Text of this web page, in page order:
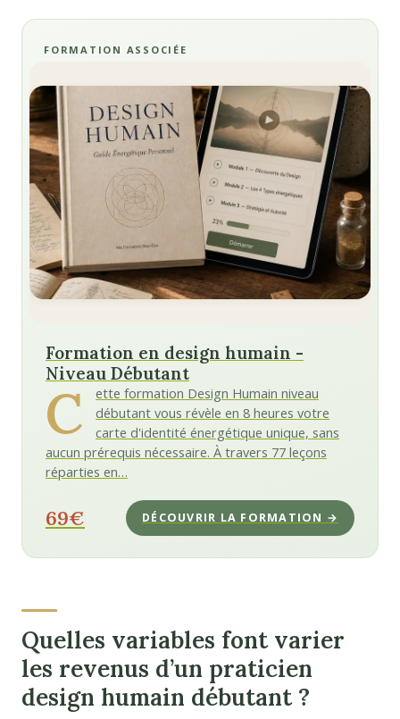
FORMATION ASSOCIÉE
Formation en design humain -
Niveau Débutant
C
ette formation Design Humain niveau
débutant vous révèle en 8 heures votre
carte d'identité énergétique unique, sans
aucun prérequis nécessaire. À travers 77 leçons
réparties en…
69€ DÉCOUVRIR LA FORMATION →
Quelles variables font varier
les revenus d’un praticien
design humain débutant ?